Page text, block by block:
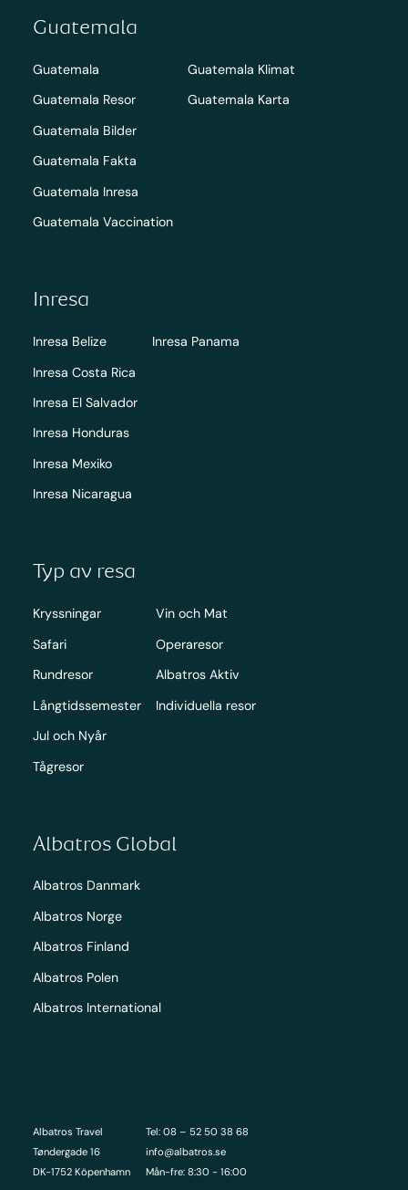
Guatemala
Guatemala
Guatemala Resor
Guatemala Bilder
Guatemala Fakta
Guatemala Inresa
Guatemala Vaccination
Guatemala Klimat
Guatemala Karta
Inresa
Inresa Belize
Inresa Costa Rica
Inresa El Salvador
Inresa Honduras
Inresa Mexiko
Inresa Nicaragua
Inresa Panama
Albatros Travel
Tøndergade 16
DK-1752 Köpenhamn
Tel: 08 – 52 50 38 68
info@albatros.se
Mån-fre: 8:30 - 16:00
Typ av resa
Kryssningar
Safari
Rundresor
Långtidssemester
Jul och Nyår
Tågresor
Vin och Mat
Operaresor
Albatros Aktiv
Individuella resor
Albatros Global
Albatros Danmark
Albatros Norge
Albatros Finland
Albatros Polen
Albatros International